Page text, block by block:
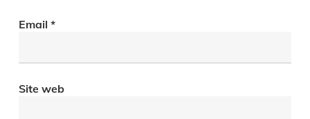
Email *
Site web